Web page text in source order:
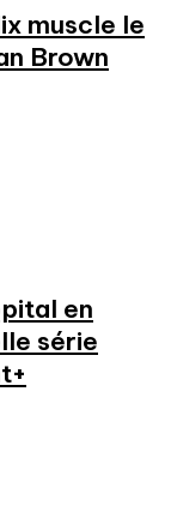
muscle le
Brown
en
série